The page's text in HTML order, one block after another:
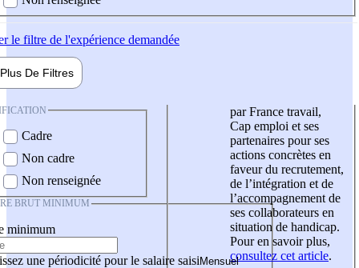
le filtre de l'expérience demandée
Plus De Filtres
Cadre
Non cadre
Non renseignée
BRUT MINIMUM
minimum
une périodicité pour le salaire saisi
par France travail,
Cap emploi et ses
partenaires pour ses
actions concrètes en
faveur du recrutement,
de l’intégration et de
l’accompagnement de
ses collaborateurs en
situation de handicap.
Pour en savoir plus,
consultez cet article.